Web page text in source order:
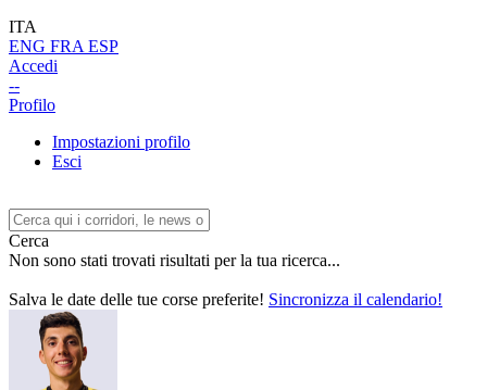
ITA
ENG FRA ESP
Accedi
--
Profilo
Impostazioni profilo
Esci
Cerca
Non sono stati trovati risultati per la tua ricerca...
Salva le date delle tue corse preferite! Sincronizza il calendario!